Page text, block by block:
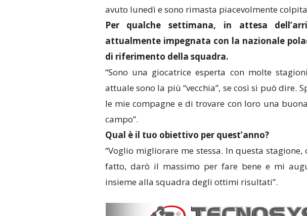
avuto lunedì e sono rimasta piacevolmente
Per qualche settimana, in attesa
attualmente impegnata con la nazionale
di riferimento della squadra.
“Sono una giocatrice esperta con molte
attuale sono la più “vecchia”, se così si può dire.
le mie compagne e di trovare con loro una
campo”.
Qual è il tuo obiettivo per quest’anno?
“Voglio migliorare me stessa. In questa
fatto, darò il massimo per fare bene e mi
insieme alla squadra degli ottimi risultati”.